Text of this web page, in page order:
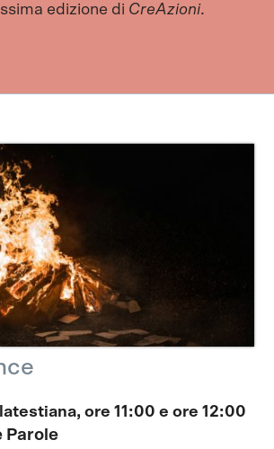
edizione di CreAzioni.
ore 11:00 e ore 12:00
Parole